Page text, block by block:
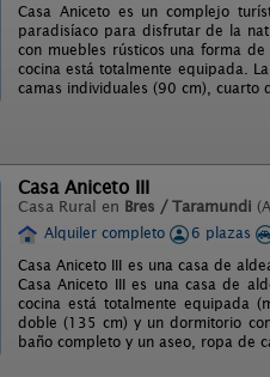
Casa Aniceto es un complejo
paradisíaco para disfrutar de la
con muebles rústicos una forma
cocina está totalmente equipada.
camas individuales (90 cm), cuarto
Casa Aniceto III
Casa Rural en Bres / Taramundi
Alquiler completo
6 plazas
Casa Aniceto III es una casa de
Casa Aniceto III es una casa de
cocina está totalmente equipada
doble (135 cm) y un dormitorio
baño completo y un aseo, ropa de